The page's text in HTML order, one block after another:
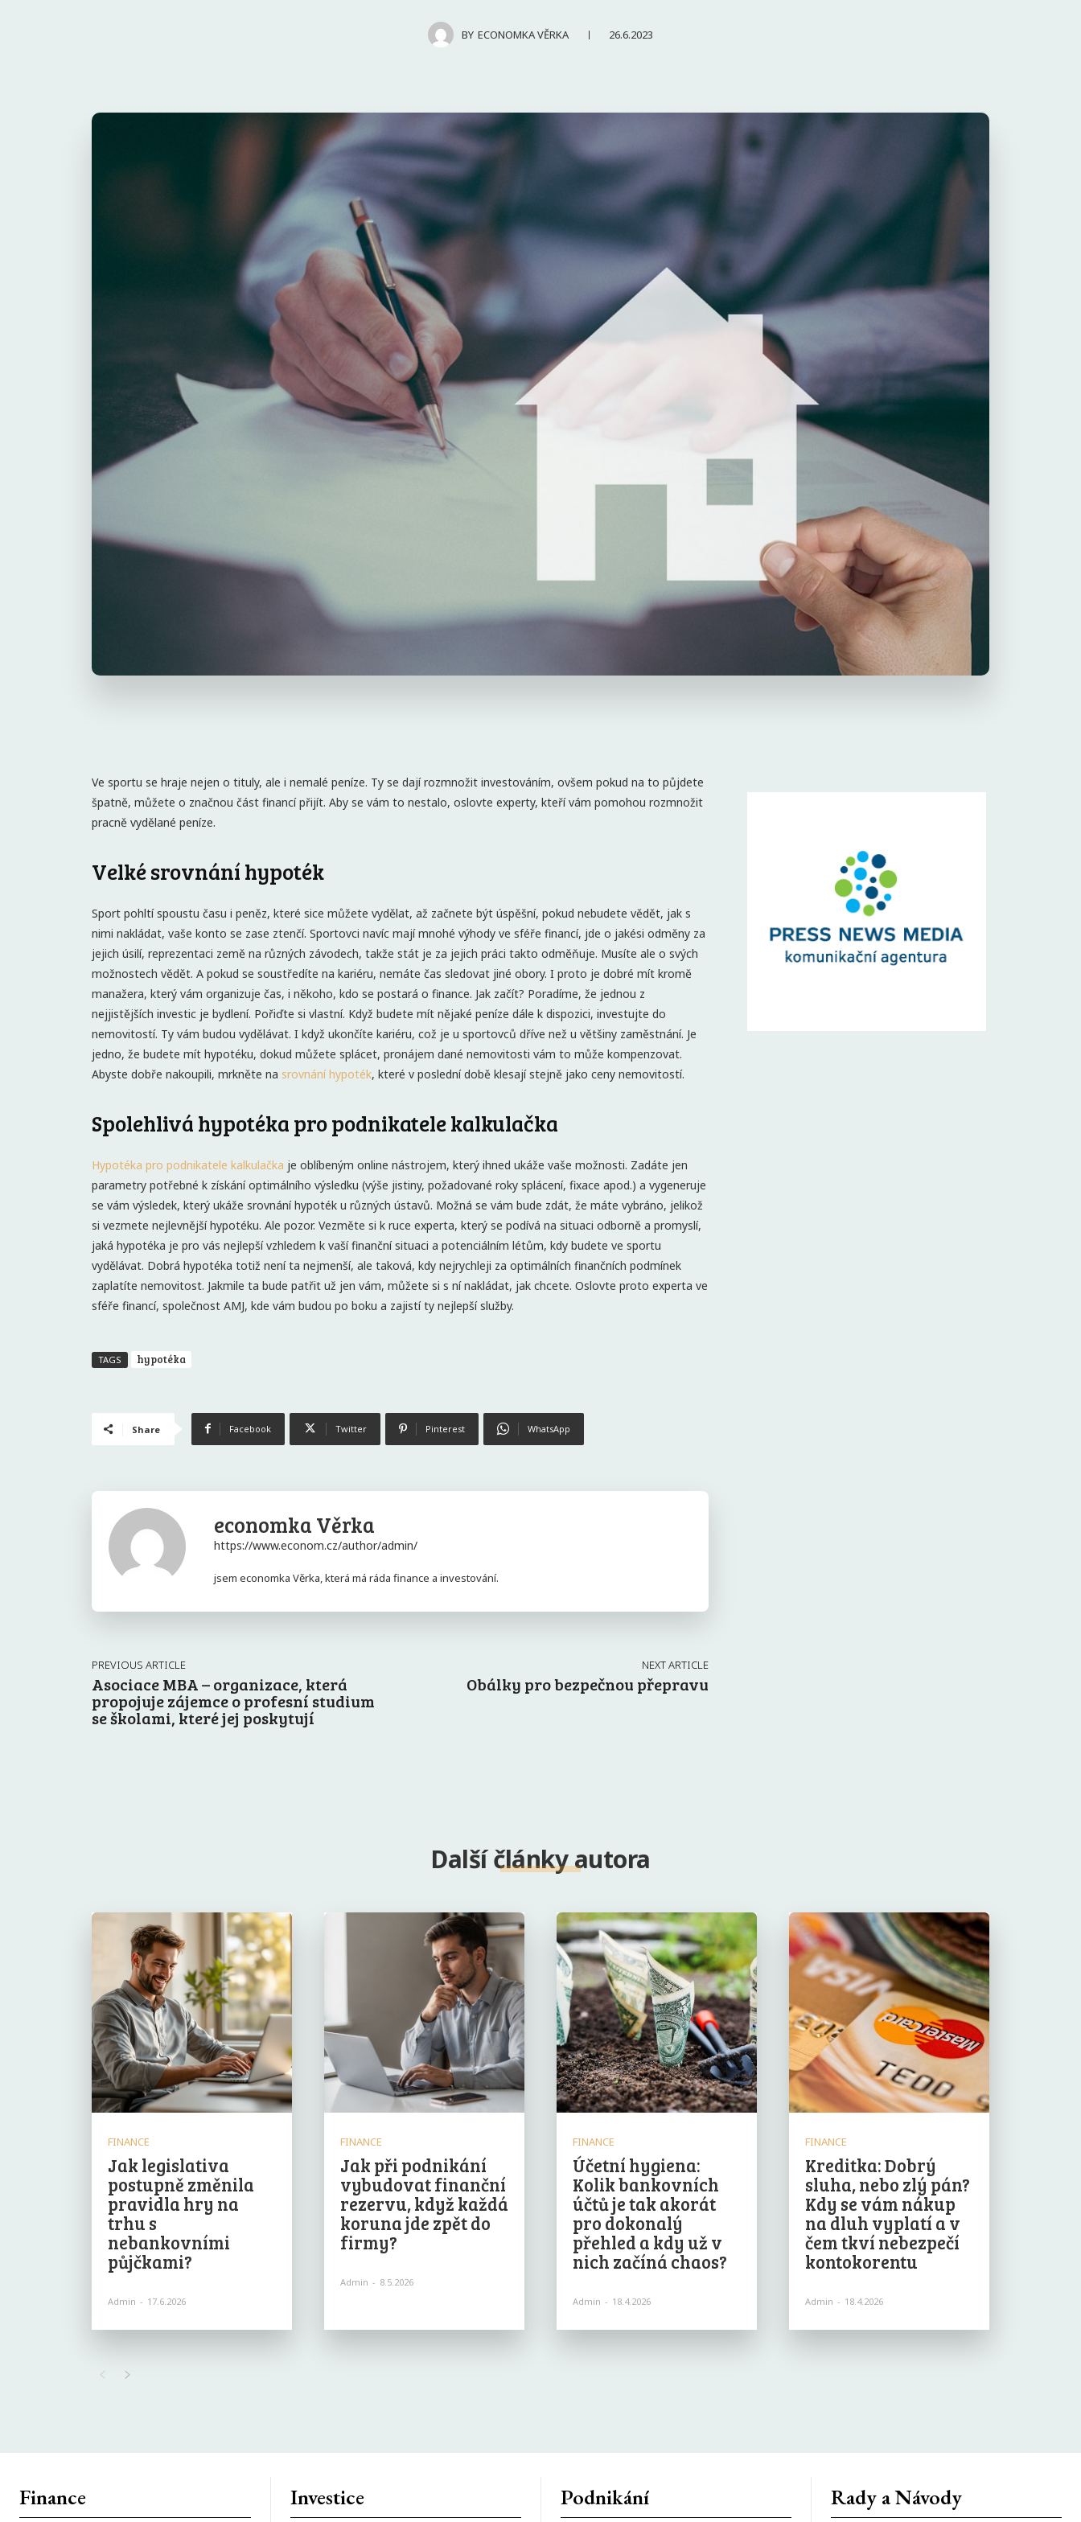
BY ECONOMKA VĚRKA 26.6.2023
Ve sportu se hraje nejen o tituly, ale i nemalé peníze. Ty se dají rozmnožit investováním, ovšem pokud na to půjdete
špatně, můžete o značnou část financí přijít. Aby se vám to nestalo, oslovte experty, kteří vám pomohou rozmnožit
pracně vydělané peníze.
Velké srovnání hypoték
Sport pohltí spoustu času i peněz, které sice můžete vydělat, až začnete být úspěšní, pokud nebudete vědět, jak s
nimi nakládat, vaše konto se zase ztenčí. Sportovci navíc mají mnohé výhody ve sféře financí, jde o jakési odměny za
jejich úsilí, reprezentaci země na různých závodech, takže stát je za jejich práci takto odměňuje. Musíte ale o svých
možnostech vědět. A pokud se soustředíte na kariéru, nemáte čas sledovat jiné obory. I proto je dobré mít kromě
manažera, který vám organizuje čas, i někoho, kdo se postará o finance. Jak začít? Poradíme, že jednou z
nejjistějších investic je bydlení. Pořiďte si vlastní. Když budete mít nějaké peníze dále k dispozici, investujte do
nemovitostí. Ty vám budou vydělávat. I když ukončíte kariéru, což je u sportovců dříve než u většiny zaměstnání. Je
jedno, že budete mít hypotéku, dokud můžete splácet, pronájem dané nemovitosti vám to může kompenzovat.
Abyste dobře nakoupili, mrkněte na srovnání hypoték, které v poslední době klesají stejně jako ceny nemovitostí.
Spolehlivá hypotéka pro podnikatele kalkulačka
Hypotéka pro podnikatele kalkulačka je oblíbeným online nástrojem, který ihned ukáže vaše možnosti. Zadáte jen
parametry potřebné k získání optimálního výsledku (výše jistiny, požadované roky splácení, fixace apod.) a vygeneruje
se vám výsledek, který ukáže srovnání hypoték u různých ústavů. Možná se vám bude zdát, že máte vybráno, jelikož
si vezmete nejlevnější hypotéku. Ale pozor. Vezměte si k ruce experta, který se podívá na situaci odborně a promyslí,
jaká hypotéka je pro vás nejlepší vzhledem k vaší finanční situaci a potenciálním létům, kdy budete ve sportu
vydělávat. Dobrá hypotéka totiž není ta nejmenší, ale taková, kdy nejrychleji za optimálních finančních podmínek
zaplatíte nemovitost. Jakmile ta bude patřit už jen vám, můžete si s ní nakládat, jak chcete. Oslovte proto experta ve
sféře financí, společnost AMJ, kde vám budou po boku a zajistí ty nejlepší služby.
TAGS hypotéka
Share Facebook Twitter Pinterest WhatsApp
economka Věrka
https://www.econom.cz/author/admin/
jsem economka Věrka, která má ráda finance a investování.
PREVIOUS ARTICLE
Asociace MBA – organizace, která
propojuje zájemce o profesní studium
se školami, které jej poskytují
NEXT ARTICLE
Obálky pro bezpečnou přepravu
Další články autora
FINANCE
Jak legislativa
postupně změnila
pravidla hry na
trhu s
nebankovními
půjčkami?
Admin - 17.6.2026
FINANCE
Jak při podnikání
vybudovat finanční
rezervu, když každá
koruna jde zpět do
firmy?
Admin - 8.5.2026
FINANCE
Účetní hygiena:
Kolik bankovních
účtů je tak akorát
pro dokonalý
přehled a kdy už v
nich začíná chaos?
Admin - 18.4.2026
FINANCE
Kreditka: Dobrý
sluha, nebo zlý pán?
Kdy se vám nákup
na dluh vyplatí a v
čem tkví nebezpečí
kontokorentu
Admin - 18.4.2026
Finance Investice Podnikání Rady a Návody